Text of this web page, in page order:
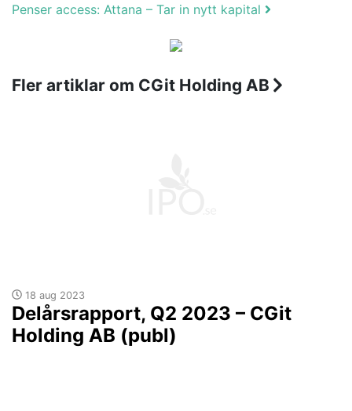
Penser access: Attana – Tar in nytt kapital
Fler artiklar om CGit Holding AB
18 aug 2023
Delårsrapport, Q2 2023 – CGit
Holding AB (publ)